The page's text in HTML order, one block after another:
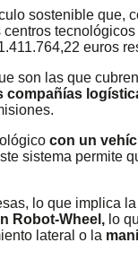
sostenible que,
euros
son las que
compañías
con un
sistema permite
lo que implica
Robot-Wheel, lo
lateral o la